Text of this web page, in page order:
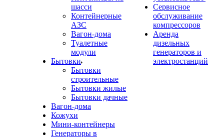
шасси
Контейнерные
АЗС
Вагон-дома
Туалетные
модули
Бытовки
Бытовки
строительные
Бытовки жилые
Бытовки дачные
Вагон-дома
Кожухи
Мини-контейнеры
Генераторы в
Сервисное
обслуживание
компрессоров
Аренда
дизельных
генераторов и
электростанций